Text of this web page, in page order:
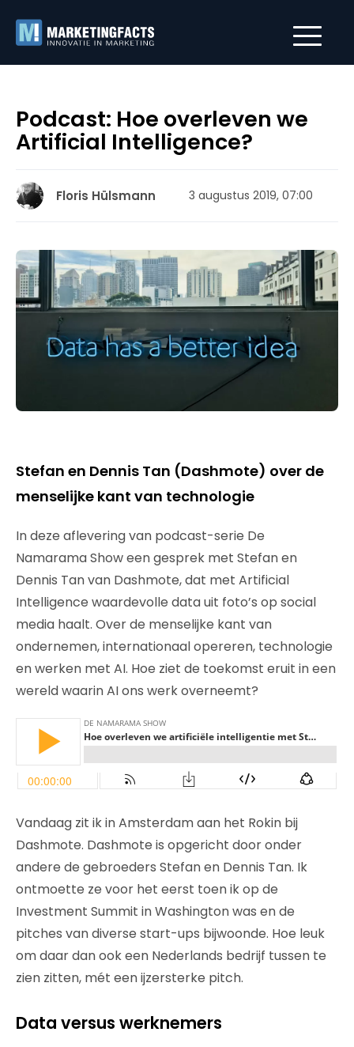
Podcast: Hoe overleven we
Artificial Intelligence?
Floris Hülsmann 3 augustus 2019, 07:00
Stefan en Dennis Tan (Dashmote) over de
menselijke kant van technologie
In deze aflevering van podcast-serie De
Namarama Show een gesprek met Stefan en
Dennis Tan van Dashmote, dat met Artificial
Intelligence waardevolle data uit foto’s op social
media haalt. Over de menselijke kant van
ondernemen, internationaal opereren, technologie
en werken met AI. Hoe ziet de toekomst eruit in een
wereld waarin AI ons werk overneemt?
Vandaag zit ik in Amsterdam aan het Rokin bij
Dashmote. Dashmote is opgericht door onder
andere de gebroeders Stefan en Dennis Tan. Ik
ontmoette ze voor het eerst toen ik op de
Investment Summit in Washington was en de
pitches van diverse start-ups bijwoonde. Hoe leuk
om daar dan ook een Nederlands bedrijf tussen te
zien zitten, mét een ijzersterke pitch.
Data versus werknemers